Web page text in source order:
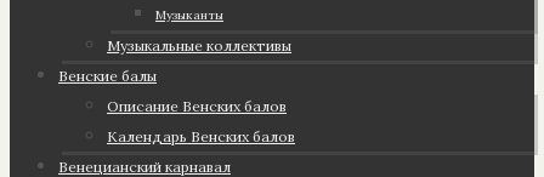
Музыканты
Музыкальные коллективы
Венские балы
Описание Венских балов
Календарь Венских балов
Венецианский карнавал